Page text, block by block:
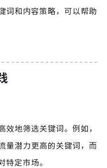
词和内容策略，可以帮助
地筛选关键词。例如，
量潜力更高的关键词，而
定市场。